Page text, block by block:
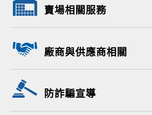
賣場相關服務
廠商與供應商相關
防詐騙宣導